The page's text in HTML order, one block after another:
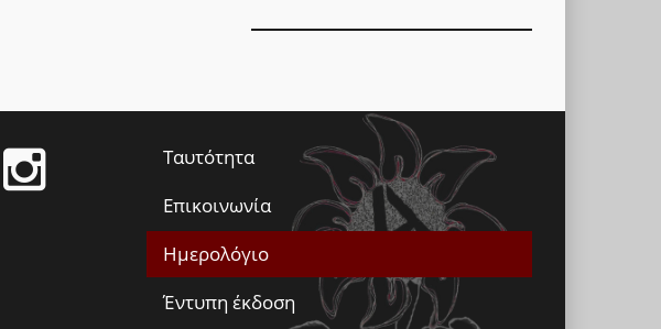
Ταυτότητα
Επικοινωνία
Ημερολόγιο
Έντυπη έκδοση